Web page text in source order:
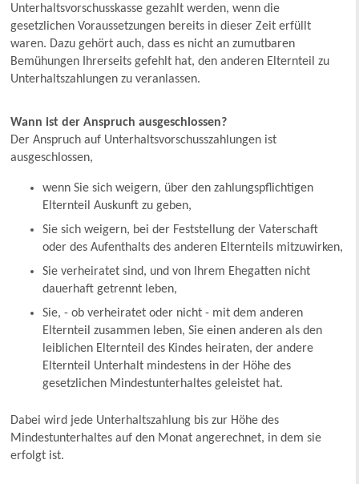
Unterhaltsvorschusskasse gezahlt werden, wenn die
gesetzlichen Voraussetzungen bereits in dieser Zeit erfüllt
waren. Dazu gehört auch, dass es nicht an zumutbaren
Bemühungen Ihrerseits gefehlt hat, den anderen Elternteil zu
Unterhaltszahlungen zu veranlassen.
Wann ist der Anspruch ausgeschlossen?
Der Anspruch auf Unterhaltsvorschusszahlungen ist
ausgeschlossen,
wenn Sie sich weigern, über den zahlungspflichtigen
Elternteil Auskunft zu geben,
Sie sich weigern, bei der Feststellung der Vaterschaft
oder des Aufenthalts des anderen Elternteils mitzuwirken,
Sie verheiratet sind, und von Ihrem Ehegatten nicht
dauerhaft getrennt leben,
Sie, - ob verheiratet oder nicht - mit dem anderen
Elternteil zusammen leben, Sie einen anderen als den
leiblichen Elternteil des Kindes heiraten, der andere
Elternteil Unterhalt mindestens in der Höhe des
gesetzlichen Mindestunterhaltes geleistet hat.
Dabei wird jede Unterhaltszahlung bis zur Höhe des
Mindestunterhaltes auf den Monat angerechnet, in dem sie
erfolgt ist.